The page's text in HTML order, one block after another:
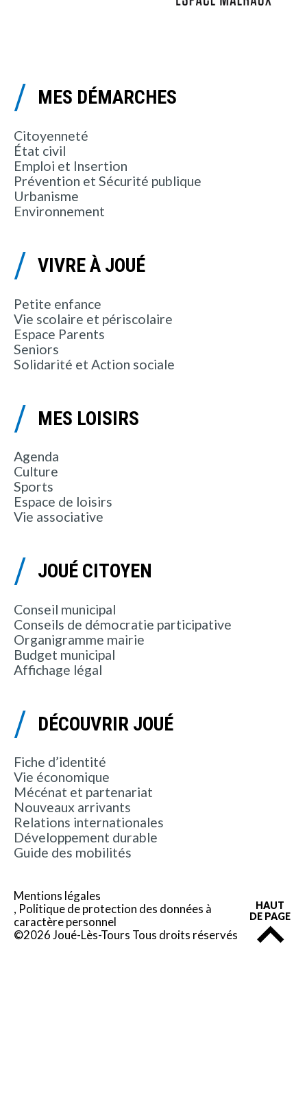
MES DÉMARCHES
Citoyenneté
État civil
Emploi et Insertion
Prévention et Sécurité publique
Urbanisme
Environnement
VIVRE À JOUÉ
Petite enfance
Vie scolaire et périscolaire
Espace Parents
Seniors
Solidarité et Action sociale
MES LOISIRS
Agenda
Culture
Sports
Espace de loisirs
Vie associative
JOUÉ CITOYEN
Conseil municipal
Conseils de démocratie participative
Organigramme mairie
Budget municipal
Affichage légal
DÉCOUVRIR JOUÉ
Fiche d’identité
Vie économique
Mécénat et partenariat
Nouveaux arrivants
Relations internationales
Développement durable
Guide des mobilités
Mentions légales
Politique de protection des données à
caractère personnel
©2026 Joué-Lès-Tours Tous droits réservés
HAUT
DE PAGE